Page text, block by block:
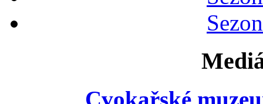
Cvokařské